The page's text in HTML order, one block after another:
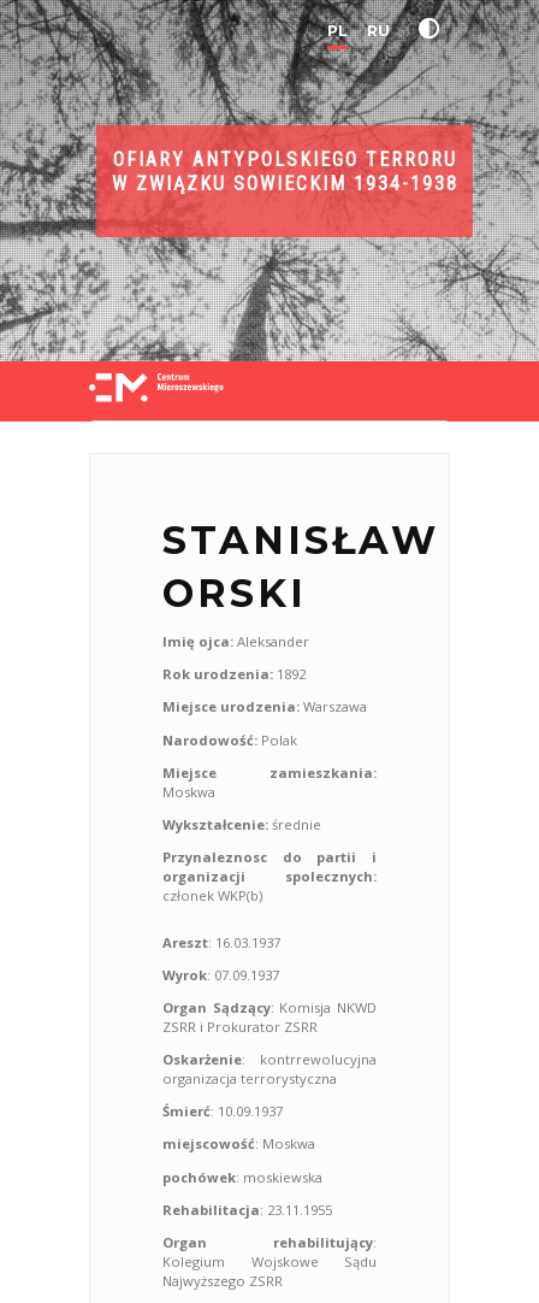
PL RU
OFIARY ANTYPOLSKIEGO TERRORU
W ZWIĄZKU SOWIECKIM 1934-1938
STANISŁAW
ORSKI
Imię ojca: Aleksander
Rok urodzenia: 1892
Miejsce urodzenia: Warszawa
Narodowość: Polak
Miejsce zamieszkania:
Moskwa
Wykształcenie: średnie
Przynaleznosc do partii i
organizacji spolecznych:
członek WKP(b)
Areszt: 16.03.1937
Wyrok: 07.09.1937
Organ Sądzący: Komisja NKWD
ZSRR i Prokurator ZSRR
Oskarżenie: kontrrewolucyjna
organizacja terrorystyczna
Śmierć: 10.09.1937
miejscowość: Moskwa
pochówek: moskiewska
Rehabilitacja: 23.11.1955
Organ rehabilitujący:
Kolegium Wojskowe Sądu
Najwyższego ZSRR